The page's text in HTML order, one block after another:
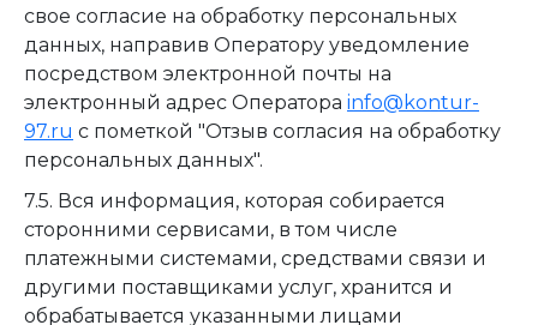
свое согласие на обработку персональных
данных, направив Оператору уведомление
посредством электронной почты на
электронный адрес Оператора info@kontur-
97.ru с пометкой "Отзыв согласия на обработку
персональных данных".
7.5. Вся информация, которая собирается
сторонними сервисами, в том числе
платежными системами, средствами связи и
другими поставщиками услуг, хранится и
обрабатывается указанными лицами